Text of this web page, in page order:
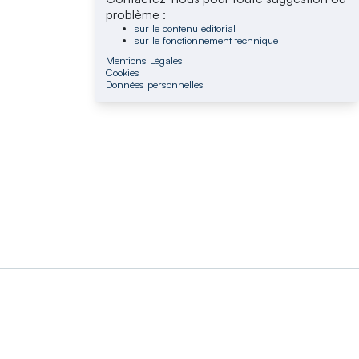
problème :
sur le contenu éditorial
sur le fonctionnement technique
Mentions Légales
Cookies
Données personnelles